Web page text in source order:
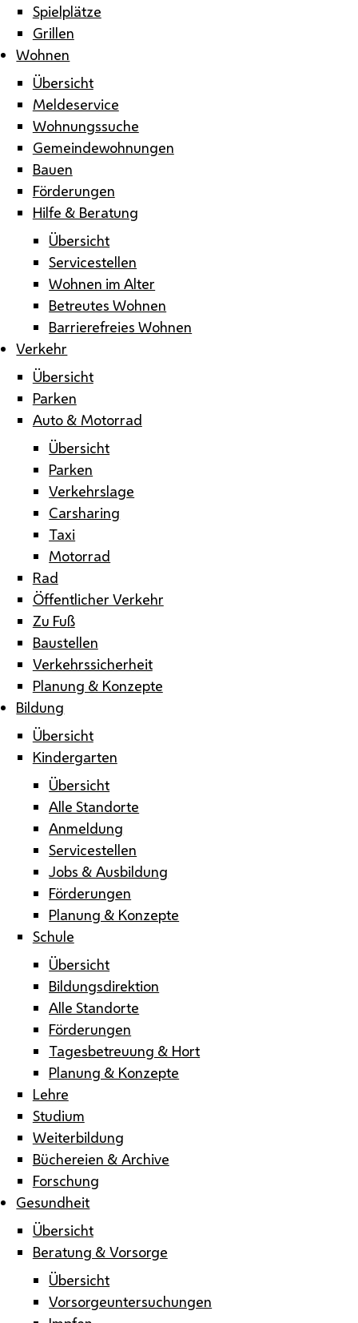
Spielplätze
Grillen
Wohnen
Übersicht
Meldeservice
Wohnungssuche
Gemeindewohnungen
Bauen
Förderungen
Hilfe & Beratung
Übersicht
Servicestellen
Wohnen im Alter
Betreutes Wohnen
Barrierefreies Wohnen
Verkehr
Übersicht
Parken
Auto & Motorrad
Übersicht
Parken
Verkehrslage
Carsharing
Taxi
Motorrad
Rad
Öffentlicher Verkehr
Zu Fuß
Baustellen
Verkehrssicherheit
Planung & Konzepte
Bildung
Übersicht
Kindergarten
Übersicht
Alle Standorte
Anmeldung
Servicestellen
Jobs & Ausbildung
Förderungen
Planung & Konzepte
Schule
Übersicht
Bildungsdirektion
Alle Standorte
Förderungen
Tagesbetreuung & Hort
Planung & Konzepte
Lehre
Studium
Weiterbildung
Büchereien & Archive
Forschung
Gesundheit
Übersicht
Beratung & Vorsorge
Übersicht
Vorsorgeuntersuchungen